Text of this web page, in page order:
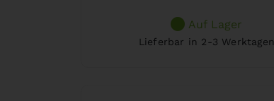
Auf Lager
Lieferbar in 2-3 Werktagen